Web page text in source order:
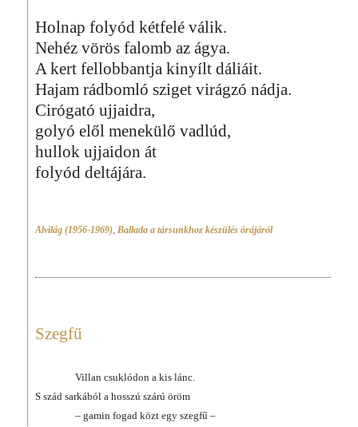
Holnap folyód kétfelé válik.
Nehéz vörös falomb az ágya.
A kert fellobbantja kinyílt dáliáit.
Hajam rádbomló sziget virágzó nádja.
Cirógató ujjaidra,
golyó elől menekülő vadlúd,
hullok ujjaidon át
folyód deltájára.
Alvilág (1956-1969), Ballada a társunkhoz készülés órájáról
Szegfű
Villan csuklódon a kis lánc.
S szád sarkából a hosszú szárú öröm
– gamin fogad közt egy szegfű –